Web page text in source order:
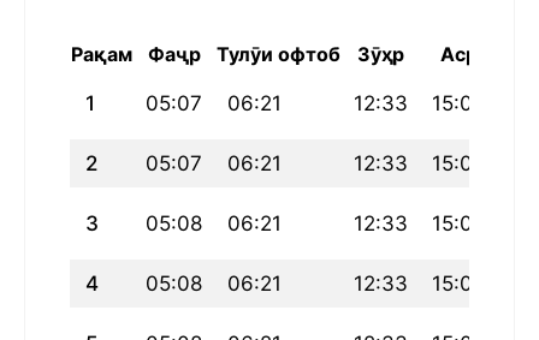
Рақам Фаҷр Тулӯи офтоб Зӯҳр Аср
1 05:07 06:21 12:33 15:06
2 05:07 06:21 12:33 15:07
3 05:08 06:21 12:33 15:07
4 05:08 06:21 12:33 15:08